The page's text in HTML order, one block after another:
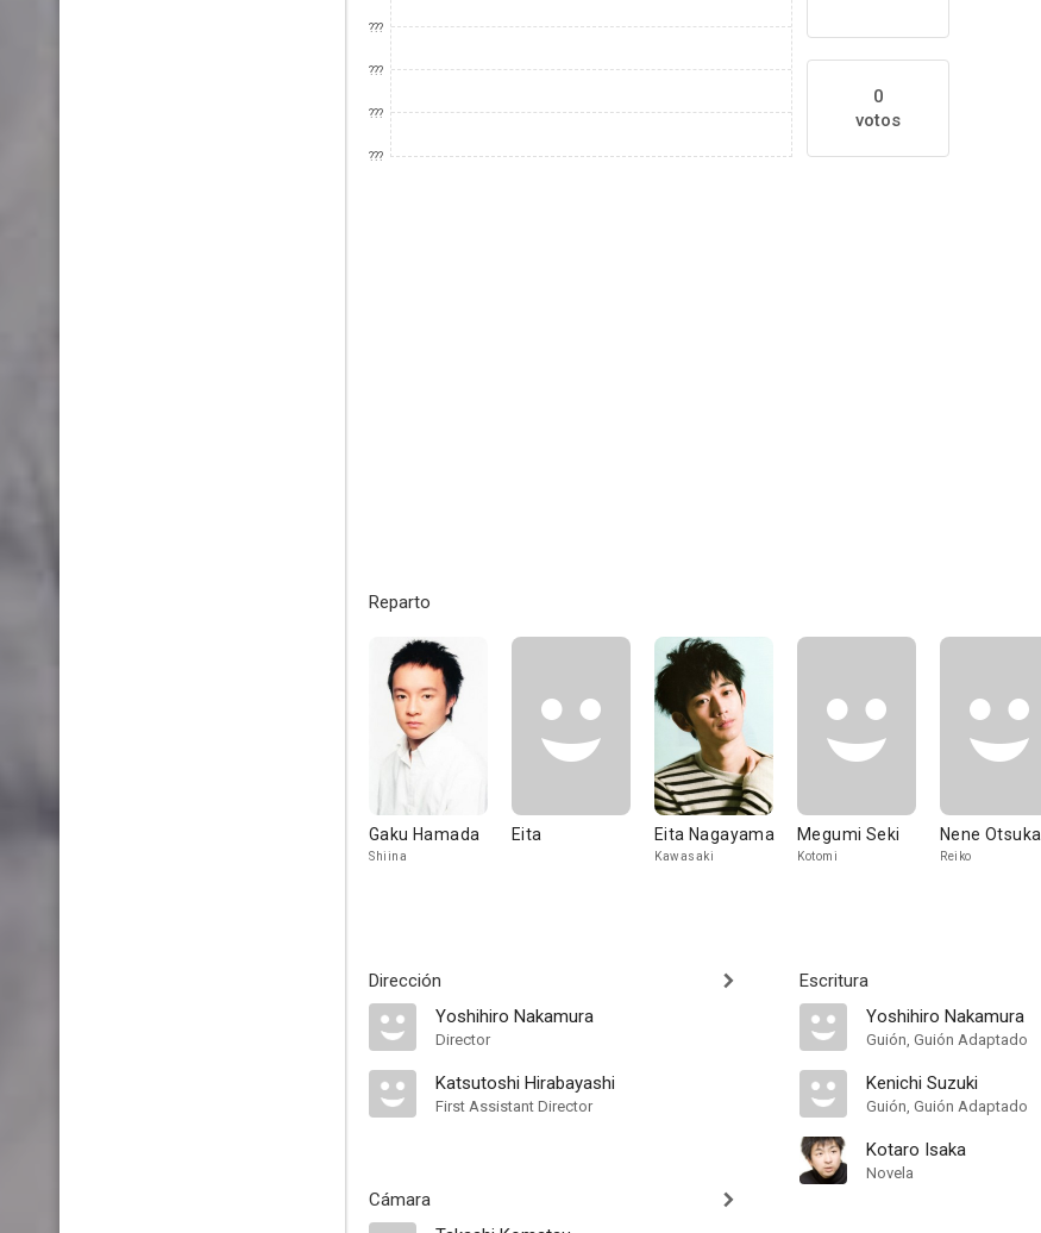
???
???
???
???
0
votos
Reparto
Gaku Hamada
Shiina
Eita Eita Nagayama
Kawasaki
Megumi Seki
Kotomi
Nene Otsuka
Reiko
Dirección
Yoshihiro Nakamura
Director
Katsutoshi Hirabayashi
First Assistant Director
Cámara
Escritura
Yoshihiro Nakamura
Guión, Guión Adaptado
Kenichi Suzuki
Guión, Guión Adaptado
Kotaro Isaka
Novela